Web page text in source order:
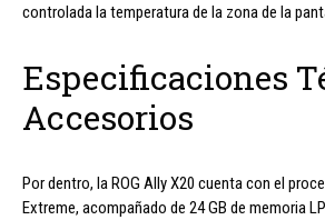
controlada la temperatura de la zona de la
Especificaciones
Accesorios
Por dentro, la ROG Ally X20 cuenta con el
Extreme, acompañado de 24 GB de memoria